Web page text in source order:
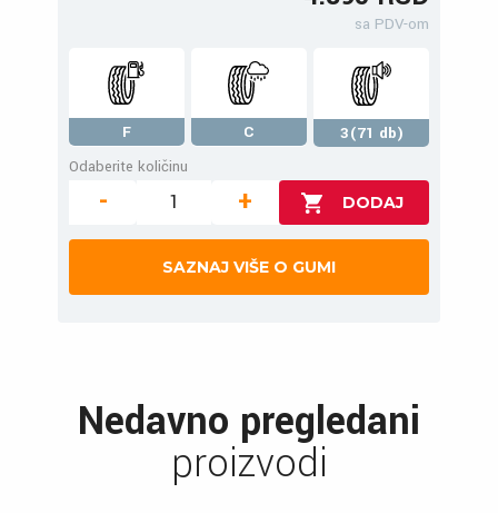
sa PDV-om
F C
3(71 db)
Odaberite količinu
- +
SAZNAJ VIŠE O GUMI
Nedavno pregledani
proizvodi